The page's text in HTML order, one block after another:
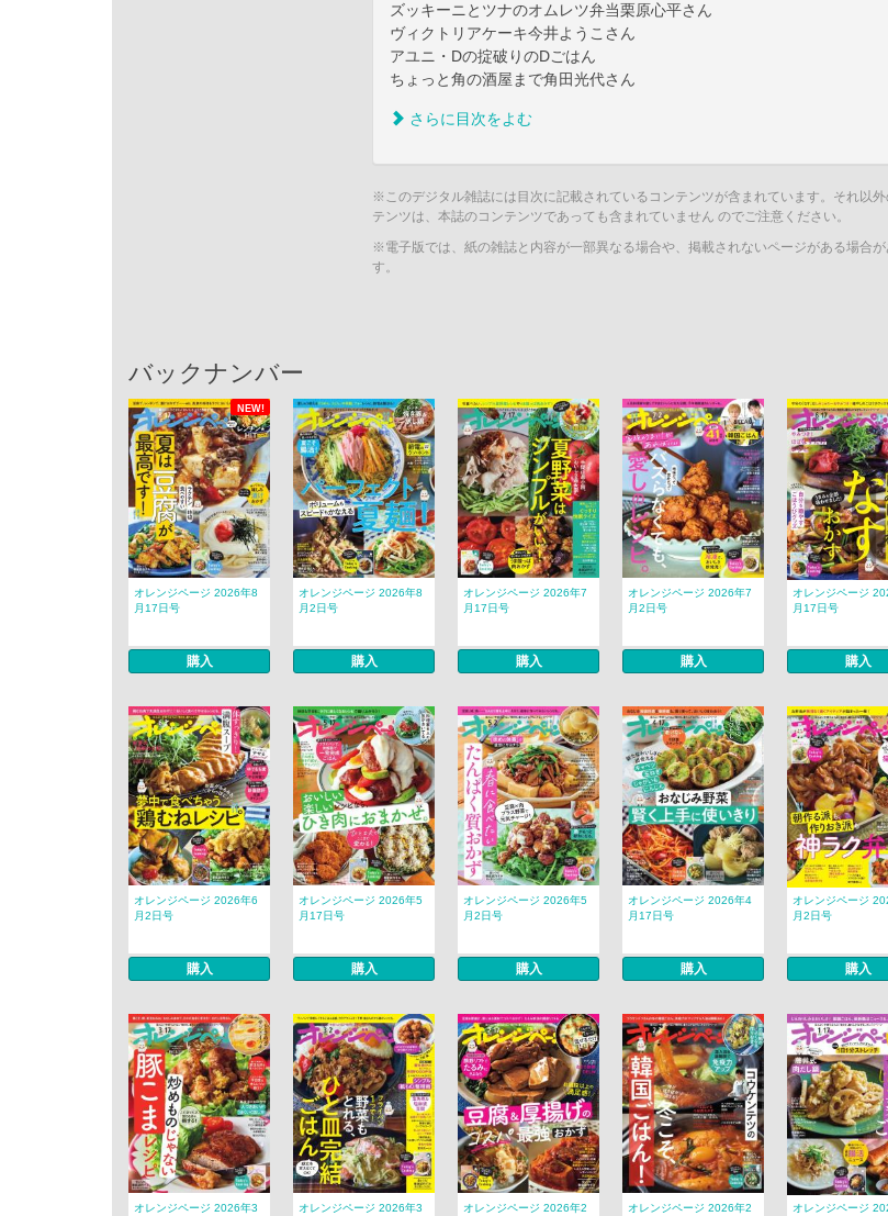
ズッキーニとツナのオムレツ弁当栗原心平さん
ヴィクトリアケーキ今井ようこさん
アユニ・Dの掟破りのDごはん
ちょっと角の酒屋まで角田光代さん
さらに目次をよむ
※このデジタル雑誌には目次に記載されているコンテンツが含まれています。それ以外
テンツは、本誌のコンテンツであっても含まれていません のでご注意ください。
※電子版では、紙の雑誌と内容が一部異なる場合や、掲載されないページがある場合が
す。
バックナンバー
NEW!
オレンジページ 2026年8
月17日号
購入
オレンジページ 2026年8
月2日号
購入
オレンジページ 2026年7
月17日号
購入
オレンジページ 2026年7
月2日号
購入
オレンジページ
月17日号
購入
オレンジページ 2026年6
月2日号
購入
オレンジページ 2026年5
月17日号
購入
オレンジページ 2026年5
月2日号
購入
オレンジページ 2026年4
月17日号
購入
オレンジページ
月2日号
購入
オレンジページ 2026年3
オレンジページ 2026年3
オレンジページ 2026年2
オレンジページ 2026年2
オレンジページ